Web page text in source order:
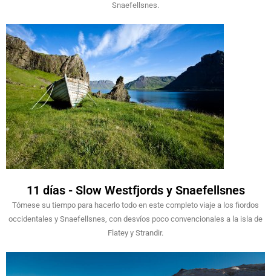
Snaefellsnes.
11 días - Slow Westfjords y Snaefellsnes
Tómese su tiempo para hacerlo todo en este completo viaje a los fiordos
occidentales y Snaefellsnes, con desvíos poco convencionales a la isla de
Flatey y Strandir.